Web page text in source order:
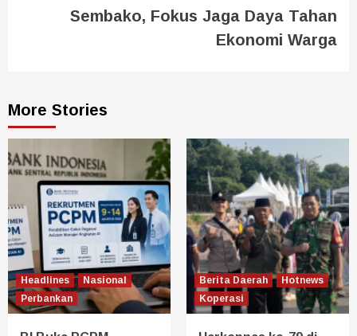
Sembako, Fokus Jaga Daya Tahan
Ekonomi Warga
More Stories
Headlines
Nasional
Perbankan
Berita Daerah
Hotnews
Koperasi